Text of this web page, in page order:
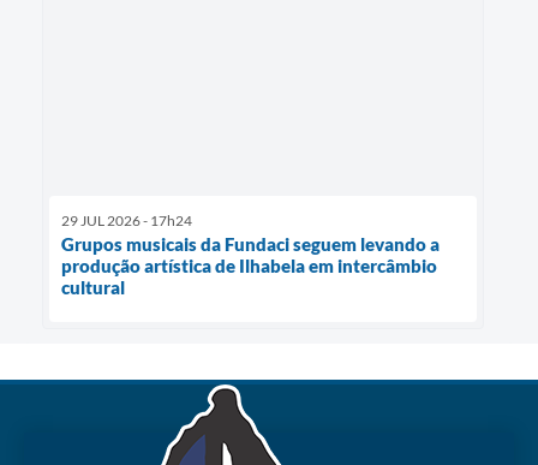
29 JUL 2026 - 17h24
Grupos musicais da Fundaci seguem levando a
produção artística de Ilhabela em intercâmbio
cultural